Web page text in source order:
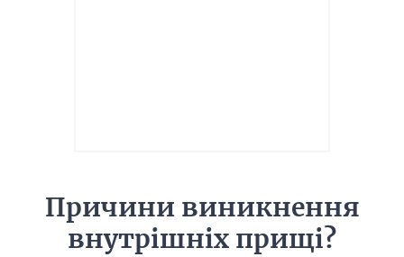
Причини виникнення
внутрішніх прищі?